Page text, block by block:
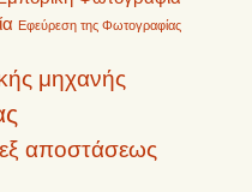
Εφεύρεση της Φωτογραφίας
μηχανής
αποστάσεως